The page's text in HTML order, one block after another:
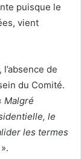
puisque le
vient
de
du Comité.
Malgré
le
les termes
».